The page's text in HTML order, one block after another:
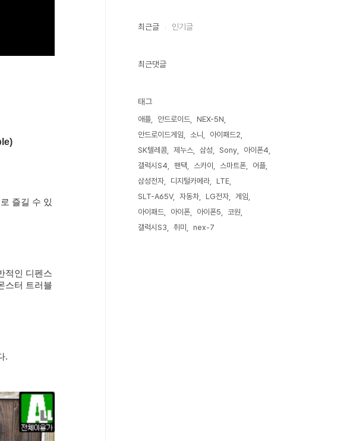
)
즐길 수 있
적인 디펜스
스터 트러블
.
최근글 인기글
최근댓글
태그
애플 안드로이드
NEX-5N
안드로이드게임
소니
아이패드2
SK텔레콤
제누스 삼성 Sony
아이폰4
갤럭시S4
팬택 스카이 스마트폰
어플
삼성전자
디지털카메라
LTE
SLT-A65V
자동차 LG전자
게임
아이패드
아이폰 아이폰5
코원
갤럭시S3
취미 nex-7